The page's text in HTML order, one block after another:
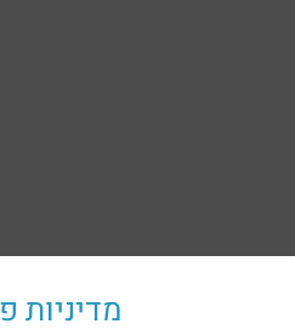
מדיניות